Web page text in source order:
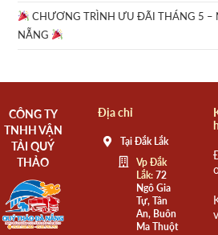
CHƯƠNG TRÌNH ƯU ĐÃI THÁNG 5 –
NẴNG
CÔNG TY
TNHH VẬN
TẢI QUÝ
THẢO
Địa chỉ
Tại Đắk Lắk
Vp Đắk
Lắk:72
Ngô Gia
Tự, Tân
An, Buôn
Ma Thuột